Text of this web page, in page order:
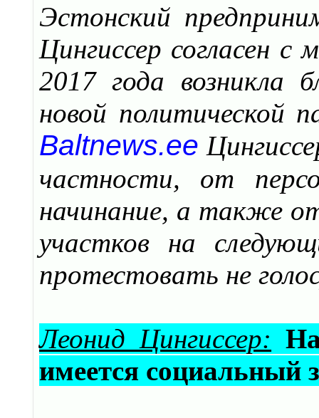
Эстонский
Цингиссер согласен
2017 года возникла
новой политической
Baltnews.ee
частности, от
начинание, а также
участков на
протестовать не
Леонид Цингиссер:
имеется социальный